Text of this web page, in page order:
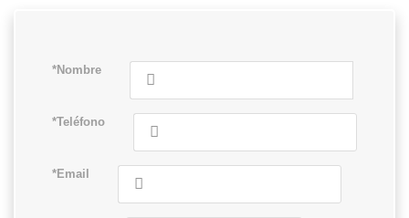
*Nombre
*Teléfono
*Email